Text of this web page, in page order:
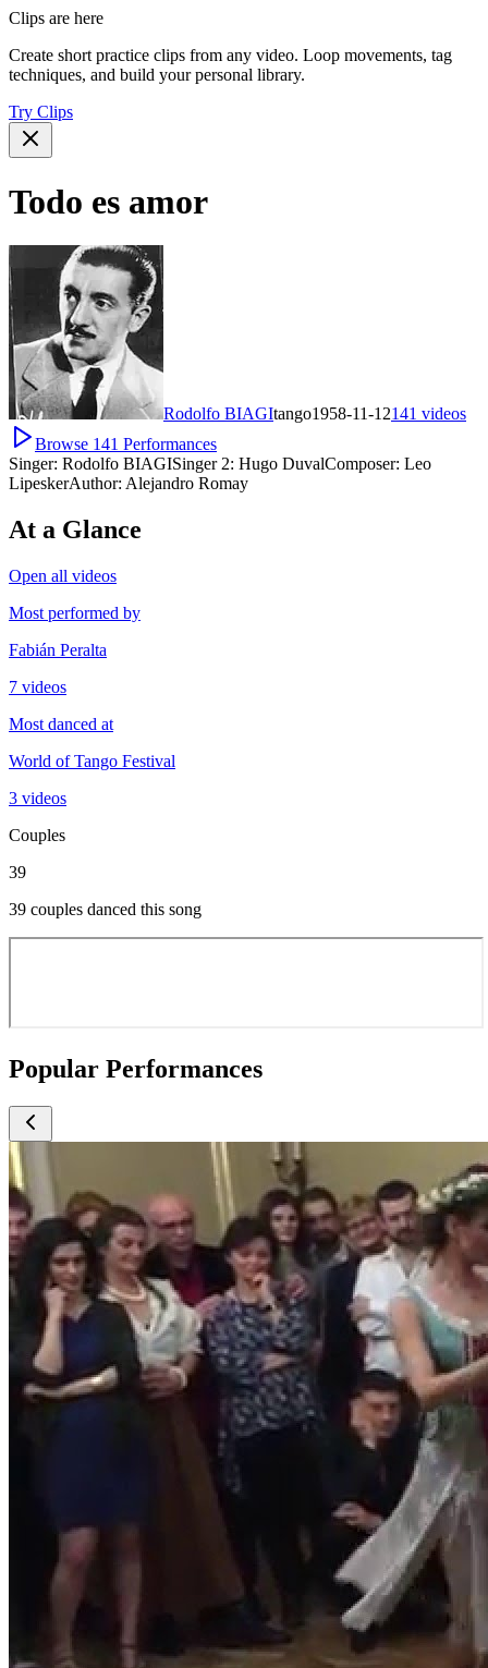
Clips are here
Create short practice clips from any video. Loop movements, tag
techniques, and build your personal library.
Try Clips
Todo es amor
Rodolfo BIAGItango1958-11-12141 videos
Browse 141 Performances
Singer: Rodolfo BIAGISinger 2: Hugo DuvalComposer: Leo
LipeskerAuthor: Alejandro Romay
At a Glance
Open all videos
Most performed by
Fabián Peralta
7 videos
Most danced at
World of Tango Festival
3 videos
Couples
39
39 couples danced this song
Popular Performances